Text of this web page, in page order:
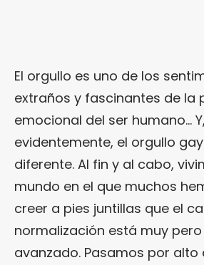
El orgullo es uno de los
extraños y fascinantes de la
emocional del ser humano… Y,
evidentemente, el orgullo
diferente. Al fin y al cabo,
mundo en el que muchos
creer a pies juntillas que el
normalización está muy
avanzado. Pasamos por alto